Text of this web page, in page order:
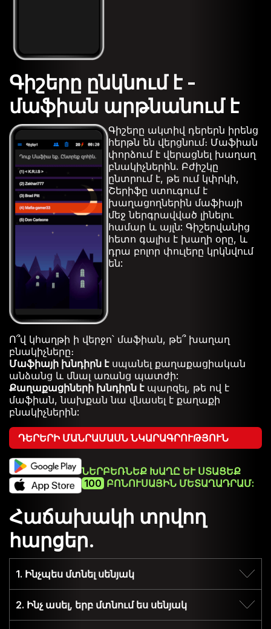
Գիշերը ընկնում է -
մաֆիան արթնանում է
Գիշերը ակտիվ դերերն իրենց
հերթն են վերցնում։ Մաֆիան
փորձում է վերացնել խաղաղ
բնակիչներին. Բժիշկը
ընտրում է, թե ում կփրկի,
Շերիֆը ստուգում է
խաղացողներին մաֆիայի
մեջ ներգրավված լինելու
համար և այլն: Գիշերվանից
հետո գալիս է խաղի օրը, և
դրա բոլոր փուլերը կրկնվում
են:
Ո՞վ կհաղթի ի վերջո՝ մաֆիան, թե՞ խաղաղ
բնակիչները։
Մաֆիայի խնդիրն էսպանել քաղաքացիական
անձանց և մնալ առանց պատժի:
Քաղաքացիների խնդիրն էպարզել, թե ով է
մաֆիան, նախքան նա վնասել է քաղաքի
բնակիչներին:
ԴԵՐԵՐԻ ՄԱՆՐԱՄԱՍՆ ՆԿԱՐԱԳՐՈՒԹՅՈՒՆ
ՆԵՐԲԵՌՆԵՔ ԽԱՂԸ ԵՒ ՍՏԱՑԵՔ
100 ԲՈՆՈՒՍԱՅԻՆ ՄԵՏԱՂԱԴՐԱՄ:
Հաճախակի տրվող
հարցեր.
1. Ինչպես մտնել սենյակ
որը համապատասխանում է ձեր լեզվին:
Խնդրում ենք նկատի ունենալ, որ եթե
2. Ինչ ասել, երբ մտնում ես սենյակ